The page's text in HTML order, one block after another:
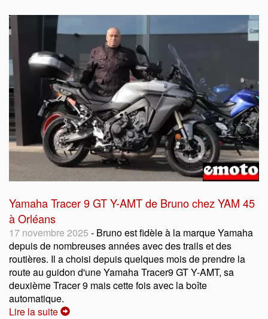
Yamaha Tracer 9 GT Y-AMT de Bruno chez YAM 45
à Orléans
17 novembre 2025 - Bruno est fidèle à la marque Yamaha
depuis de nombreuses années avec des trails et des
routières. Il a choisi depuis quelques mois de prendre la
route au guidon d'une Yamaha Tracer9 GT Y-AMT, sa
deuxième Tracer 9 mais cette fois avec la boîte
automatique.
Lire la suite